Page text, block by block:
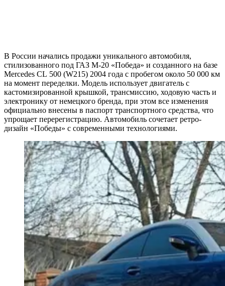
В России начались продажи уникального автомобиля,
стилизованного под ГАЗ М-20 «Победа» и созданного на базе
Mercedes CL 500 (W215) 2004 года с пробегом около 50 000 км
на момент переделки. Модель использует двигатель с
кастомизированной крышкой, трансмиссию, ходовую часть и
электронику от немецкого бренда, при этом все изменения
официально внесены в паспорт транспортного средства, что
упрощает перерегистрацию. Автомобиль сочетает ретро-
дизайн «Победы» с современными технологиями.